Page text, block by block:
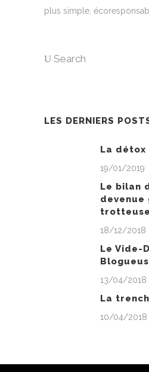
plus simple,
Search
LES DERNIERS
La détox
19/01/2019
Le bilan
devenue
trotteuse
18/12/2018
Le Vide-
13/04/2018
La
10/04/2018